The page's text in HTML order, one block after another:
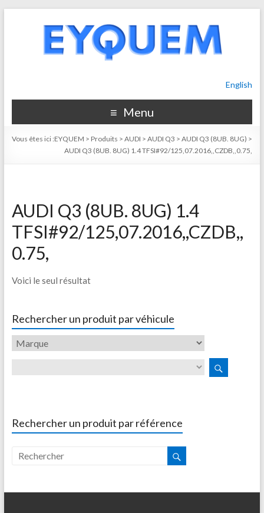
English
Menu
Vous êtes ici :EYQUEM > Produits >AUDI >AUDI Q3 >AUDI Q3 (8UB. 8UG) >
AUDI Q3 (8UB. 8UG) 1.4 TFSI#92/125,07.2016,,CZDB,,0.75,
AUDI Q3 (8UB. 8UG) 1.4
TFSI#92/125,07.2016,,CZDB,,
0.75,
Voici le seul résultat
Rechercher un produit par véhicule
Rechercher un produit par référence